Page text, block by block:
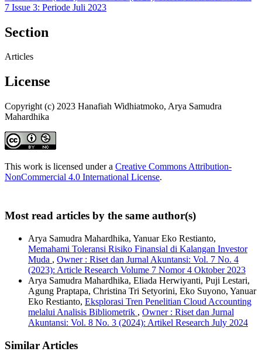
7 Issue 3: Periode Juli 2023
Section
Articles
License
Copyright (c) 2023 Hanafiah Widhiatmoko, Arya Samudra
Mahardhika
This work is licensed under a Creative Commons Attribution-
NonCommercial 4.0 International License.
Most read articles by the same author(s)
Arya Samudra Mahardhika, Yanuar Eko Restianto,
Memahami Toleransi Risiko Finansial di Kalangan Investor
Muda , Owner : Riset dan Jurnal Akuntansi: Vol. 7 No. 4
(2023): Article Research Volume 7 Nomor 4 Oktober 2023
Arya Samudra Mahardhika, Eliada Herwiyanti, Puji Lestari,
Agung Praptapa, Christina Tri Setyorini, Eko Suyono, Yanuar
Eko Restianto, Eksplorasi Tren Penelitian Cloud Accounting
melalui Analisis Bibliometrik , Owner : Riset dan Jurnal
Akuntansi: Vol. 8 No. 3 (2024): Artikel Research July 2024
Similar Articles